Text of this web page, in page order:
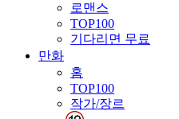
로맨스
TOP100
기다리면 무료
만화
홈
TOP100
작가/장르